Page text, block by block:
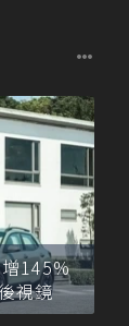
145%
視鏡